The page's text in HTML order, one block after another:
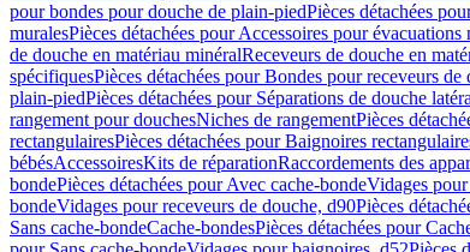
pour bondes pour douche de plain-piedPièces détachées
muralesPièces détachées pour Accessoires pour évacuations
de douche en matériau minéralReceveurs de douche en
spécifiquesPièces détachées pour Bondes pour receveurs de
plain-piedPièces détachées pour Séparations de douche
rangement pour douchesNiches de rangementPièces
rectangulairesPièces détachées pour Baignoires
bébésAccessoiresKits de réparationRaccordements des
bondePièces détachées pour Avec cache-bondeVidages
bondeVidages pour receveurs de douche, d90Pièces
Sans cache-bondeCache-bondesPièces détachées pour